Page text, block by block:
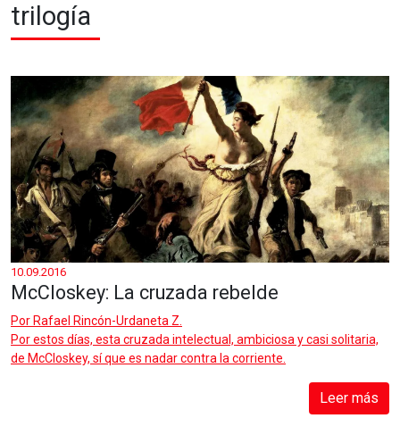
trilogía
10.09.2016
McCloskey: La cruzada rebelde
PorRafael Rincón-Urdaneta Z.
Por estos días, esta cruzada intelectual, ambiciosa y casi solitaria,
de McCloskey, sí que es nadar contra la corriente.
Leer más